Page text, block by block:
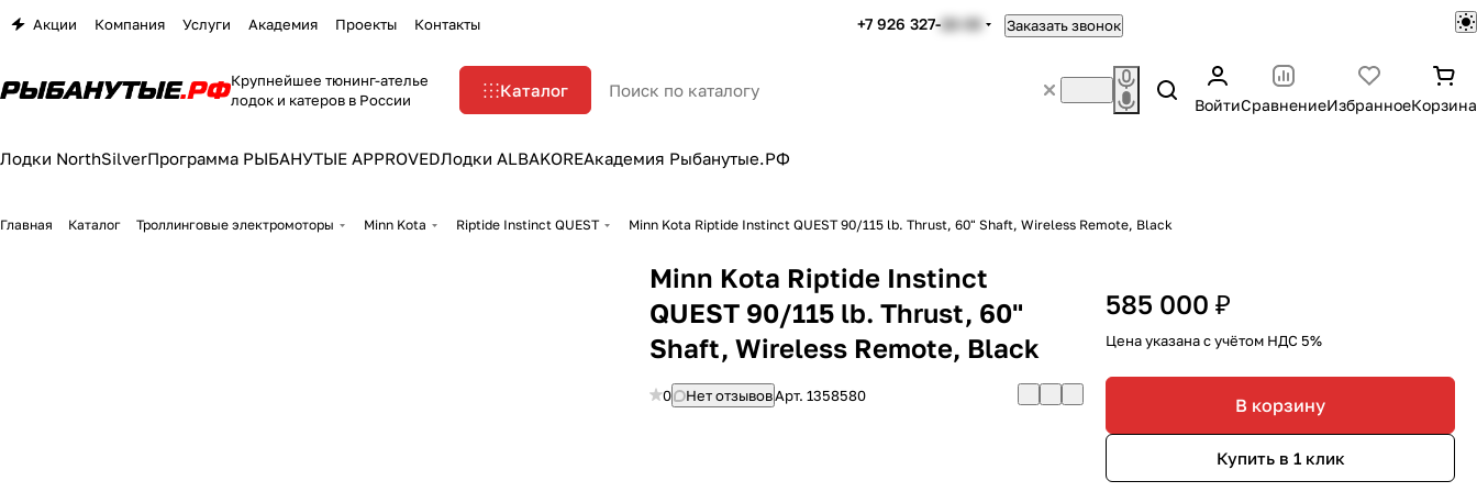
Акции Компания Услуги Академия Проекты Контакты +7 926 327-22-33 Заказать звонок
Крупнейшее тюнинг-ателье
лодок и катеров в России
Каталог
ВойтиСравнениеИзбранноеКорзина
Лодки NorthSilverПрограмма РЫБАНУТЫЕ APPROVEDЛодки ALBAKOREАкадемия Рыбанутые.РФ
Главная Каталог Троллинговые электромоторы Minn Kota Riptide Instinct QUEST Minn Kota Riptide Instinct QUEST 90/115 lb. Thrust, 60" Shaft, Wireless Remote, Black
Minn Kota Riptide Instinct
QUEST 90/115 lb. Thrust, 60"
Shaft, Wireless Remote, Black
0 Нет отзывовАрт.1358580
585 000 ₽
Цена указана с учётом НДС 5%
В корзину
Купить в 1 клик